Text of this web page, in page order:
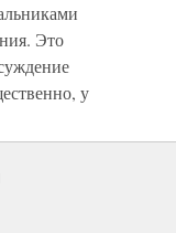
Это
у